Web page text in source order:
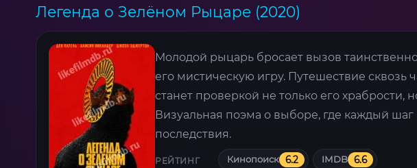
Легенда о Зелёном Рыцаре (2020)
Молодой рыцарь бросает вызов
его мистическую игру. Путешествие
станет проверкой не только его храбрости,
Визуальная поэма о выборе, где каждый
последствия.
РЕЙТИНГ Кинопоиск 6.2 IMDB 6.6